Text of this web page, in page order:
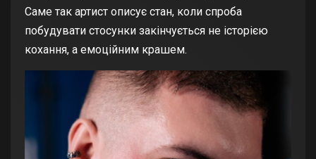
Саме так артист описує стан, коли спроба
побудувати стосунки закінчується не історією
кохання, а емоційним крашем.